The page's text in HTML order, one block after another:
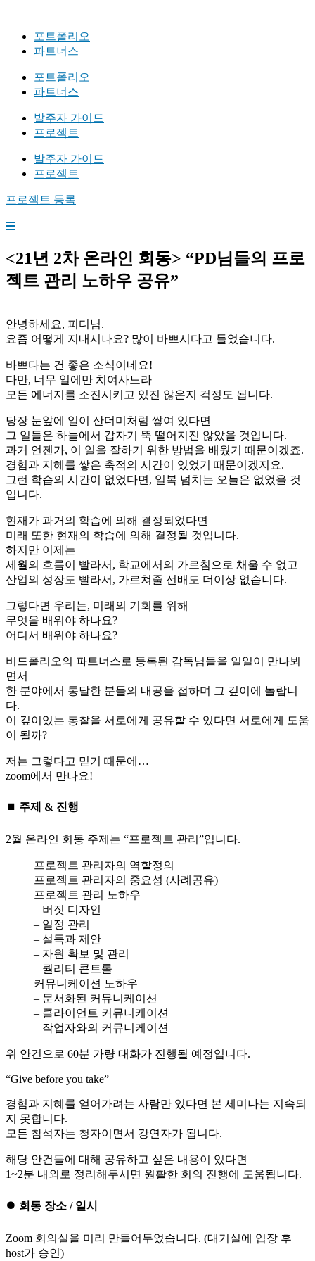
포트폴리오
파트너스
포트폴리오
파트너스
발주자 가이드
프로젝트
발주자 가이드
프로젝트
프로젝트 등록
<21년 2차 온라인 회동> “PD님들의 프로
젝트 관리 노하우 공유”
안녕하세요, 피디님.
요즘 어떻게 지내시나요? 많이 바쁘시다고 들었습니다.
바쁘다는 건 좋은 소식이네요!
다만, 너무 일에만 치여사느라
모든 에너지를 소진시키고 있진 않은지 걱정도 됩니다.
당장 눈앞에 일이 산더미처럼 쌓여 있다면
그 일들은 하늘에서 갑자기 뚝 떨어지진 않았을 것입니다.
과거 언젠가, 이 일을 잘하기 위한 방법을 배웠기 때문이겠죠.
경험과 지혜를 쌓은 축적의 시간이 있었기 때문이겠지요.
그런 학습의 시간이 없었다면, 일복 넘치는 오늘은 없었을 것
입니다.
현재가 과거의 학습에 의해 결정되었다면
미래 또한 현재의 학습에 의해 결정될 것입니다.
하지만 이제는
세월의 흐름이 빨라서, 학교에서의 가르침으로 채울 수 없고
산업의 성장도 빨라서, 가르쳐줄 선배도 더이상 없습니다.
그렇다면 우리는, 미래의 기회를 위해
무엇을 배워야 하나요?
어디서 배워야 하나요?
비드폴리오의 파트너스로 등록된 감독님들을 일일이 만나뵈
면서
한 분야에서 통달한 분들의 내공을 접하며 그 깊이에 놀랍니
다.
이 깊이있는 통찰을 서로에게 공유할 수 있다면 서로에게 도움
이 될까?
저는 그렇다고 믿기 때문에…
zoom에서 만나요!
⏹ 주제 & 진행
2월 온라인 회동 주제는 “프로젝트 관리”입니다.
프로젝트 관리자의 역할정의
프로젝트 관리자의 중요성 (사례공유)
프로젝트 관리 노하우
– 버짓 디자인
– 일정 관리
– 설득과 제안
– 자원 확보 및 관리
– 퀄리티 콘트롤
커뮤니케이션 노하우
– 문서화된 커뮤니케이션
– 클라이언트 커뮤니케이션
– 작업자와의 커뮤니케이션
위 안건으로 60분 가량 대화가 진행될 예정입니다.
“Give before you take”
경험과 지혜를 얻어가려는 사람만 있다면 본 세미나는 지속되
지 못합니다.
모든 참석자는 청자이면서 강연자가 됩니다.
해당 안건들에 대해 공유하고 싶은 내용이 있다면
1~2분 내외로 정리해두시면 원활한 회의 진행에 도움됩니다.
⏺ 회동 장소 / 일시
Zoom 회의실을 미리 만들어두었습니다. (대기실에 입장 후
host가 승인)